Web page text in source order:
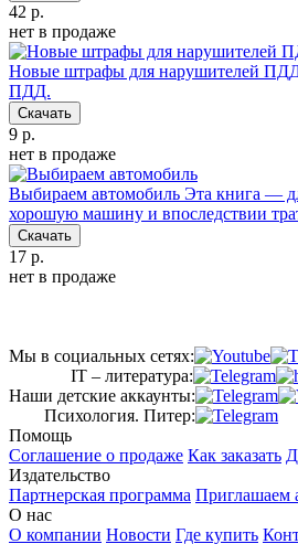
42 р.
нет в продаже
Новые штрафы для нарушителей
ПДД.
Скачать
9 р.
нет в продаже
Выбираем автомобиль Эта книга —
хорошую машину и впоследствии
Скачать
17 р.
нет в продаже
Мы в социальных сетях:
IT – литература:
Наши детские аккаунты:
Психология. Питер:
Помощь
Соглашение о продаже Как заказать
Издательство
Партнерская программа Приглашаем
О нас
О компании Новости Где купить